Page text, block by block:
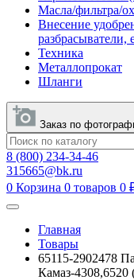
Масла/фильтра/
Внесение
разбрасыватели,
Техника
Металлопрокат
Шланги
Заказ по
8 (800) 234-34-46
315665@bk.ru
0 Корзина 0 товаров 0
Главная
Товары
65115-2902478
Камаз-